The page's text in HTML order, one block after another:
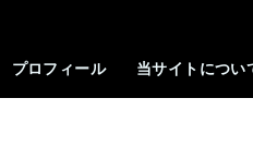
プロフィール 当サイトについ